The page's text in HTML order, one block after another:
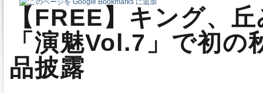
【FREE】キング、
「演魅Vol.7」で初の
品披露